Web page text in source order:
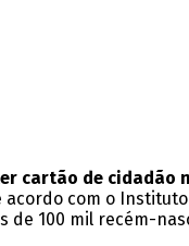
cartão de cidadão
acordo com o
de 100 mil recém-